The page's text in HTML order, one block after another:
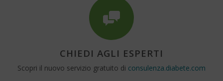
CHIEDI AGLI ESPERTI
Scopri il nuovo servizio gratuito di consulenza.diabete.com